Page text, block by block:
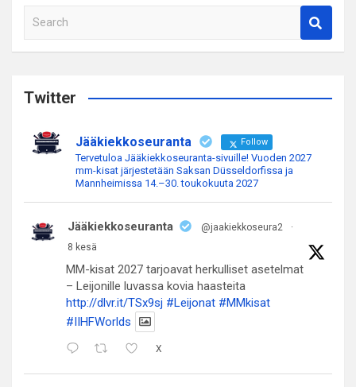
a
c
Twitter
Jääkiekkoseuranta Follow
Tervetuloa Jääkiekkoseuranta-sivuille! Vuoden 2027
mm-kisat järjestetään Saksan Düsseldorfissa ja
Mannheimissa 14.–30. toukokuuta 2027
Jääkiekkoseuranta @jaakiekkoseura2
·
8 kesä
MM-kisat 2027 tarjoavat herkulliset asetelmat
– Leijonille luvassa kovia haasteita
http://dlvr.it/TSx9sj #Leijonat #MMkisat
#IIHFWorlds
X